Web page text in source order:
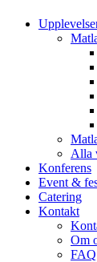
Alla
Konferens
Event &
Catering
Kontakt
Om
FAQ